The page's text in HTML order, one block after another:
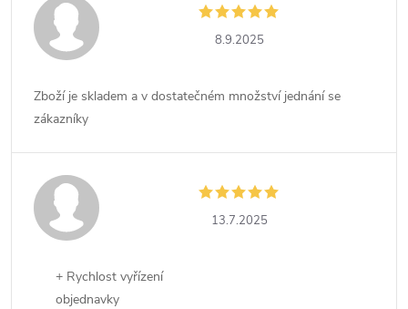
8.9.2025
Zboží je skladem a v dostatečném množství jednání se
zákazníky
13.7.2025
+ Rychlost vyřízení
objednavky